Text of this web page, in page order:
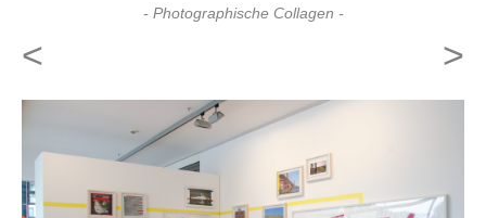
- Photographische Collagen -
< >